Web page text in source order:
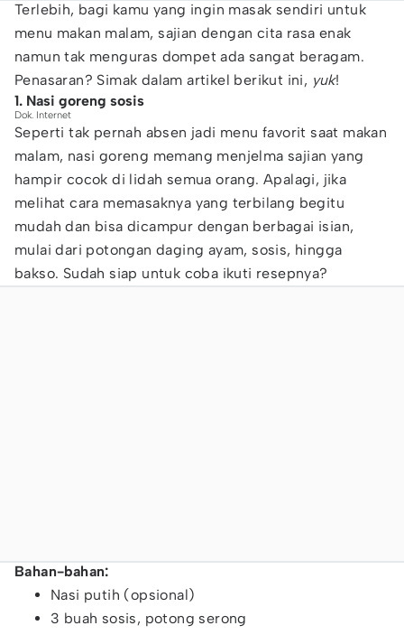
Terlebih, bagi kamu yang ingin masak sendiri untuk
menu makan malam, sajian dengan cita rasa enak
namun tak menguras dompet ada sangat beragam.
Penasaran? Simak dalam artikel berikut ini, yuk!
1. Nasi goreng sosis
Dok. Internet
Seperti tak pernah absen jadi menu favorit saat makan
malam, nasi goreng memang menjelma sajian yang
hampir cocok di lidah semua orang. Apalagi, jika
melihat cara memasaknya yang terbilang begitu
mudah dan bisa dicampur dengan berbagai isian,
mulai dari potongan daging ayam, sosis, hingga
bakso. Sudah siap untuk coba ikuti resepnya?
Bahan-bahan:
Nasi putih (opsional)
3 buah sosis, potong serong